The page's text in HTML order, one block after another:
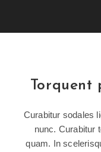
Torquent
Curabitur sodales
nunc. Curabitur
quam. In